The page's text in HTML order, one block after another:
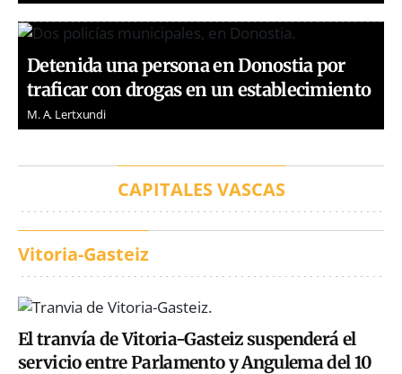
Detenida una persona en Donostia por
traficar con drogas en un establecimiento
M. A. Lertxundi
CAPITALES VASCAS
Vitoria-Gasteiz
El tranvía de Vitoria-Gasteiz suspenderá el
servicio entre Parlamento y Angulema del 10